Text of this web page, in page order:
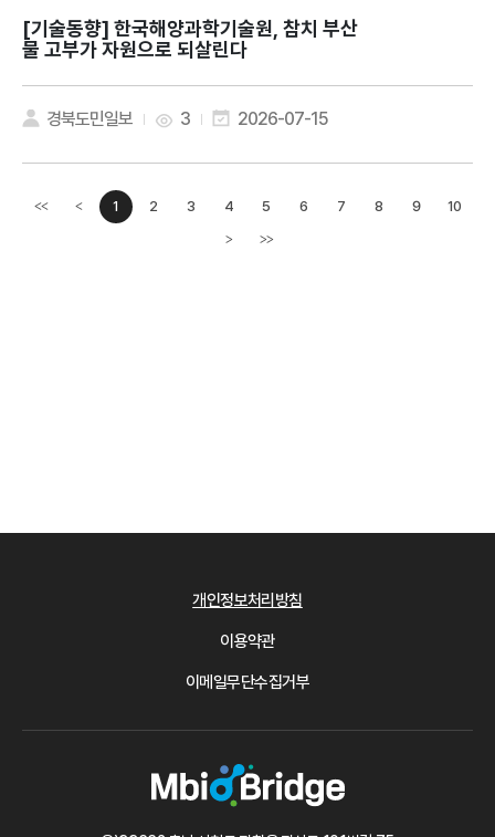
[기술동향]
물 고부가 자원으로 되살린다
경북도민일보 3 2026-07-15
<< <이전페이지
1 2 3 4 5 6 7 8 9 10
>다음페이지
>>
개인정보처리방침
이용약관
이메일무단수집거부